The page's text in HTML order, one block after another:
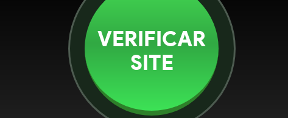
VERIFICAR
SITE